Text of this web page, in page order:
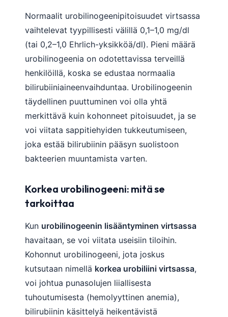
Normaalit urobilinogeenipitoisuudet virtsassa
vaihtelevat tyypillisesti välillä 0,1–1,0 mg/dl
(tai 0,2–1,0 Ehrlich-yksikköä/dl). Pieni määrä
urobilinogeenia on odotettavissa terveillä
henkilöillä, koska se edustaa normaalia
bilirubiiniaineenvaihduntaa. Urobilinogeenin
täydellinen puuttuminen voi olla yhtä
merkittävä kuin kohonneet pitoisuudet, ja se
voi viitata sappitiehyiden tukkeutumiseen,
joka estää bilirubiinin pääsyn suolistoon
bakteerien muuntamista varten.
Korkea urobilinogeeni: mitä se
tarkoittaa
Kun urobilinogeenin lisääntyminen virtsassa
havaitaan, se voi viitata useisiin tiloihin.
Kohonnut urobilinogeeni, jota joskus
kutsutaan nimellä korkea urobiliini virtsassa,
voi johtua punasolujen liiallisesta
tuhoutumisesta (hemolyyttinen anemia),
bilirubiinin käsittelyä heikentävistä